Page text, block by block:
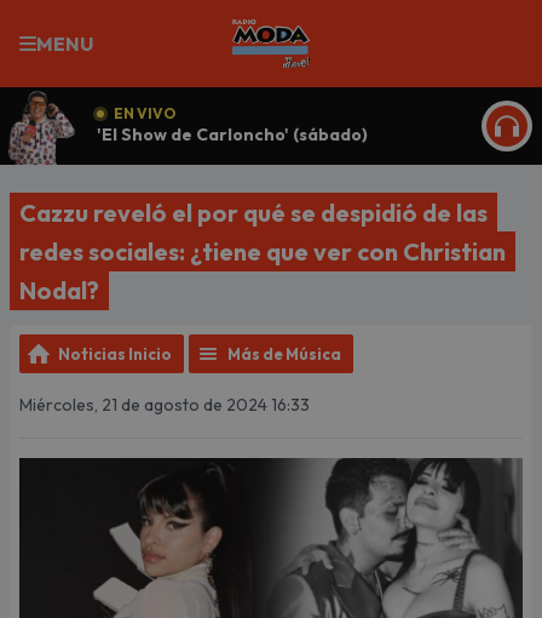
MENU
EN VIVO
'El Show de Carloncho' (sábado)
Cazzu reveló el por qué se despidió de las
redes sociales: ¿tiene que ver con Christian
Nodal?
Noticias Inicio Más de Música
Miércoles, 21 de agosto de 2024 16:33